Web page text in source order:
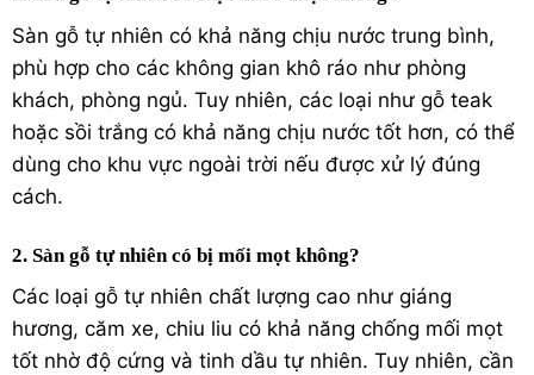
Sàn gỗ tự nhiên có khả năng chịu nước trung bình,
phù hợp cho các không gian khô ráo như phòng
khách, phòng ngủ. Tuy nhiên, các loại như gỗ teak
hoặc sồi trắng có khả năng chịu nước tốt hơn, có thể
dùng cho khu vực ngoài trời nếu được xử lý đúng
cách.
2. Sàn gỗ tự nhiên có bị mối mọt không?
Các loại gỗ tự nhiên chất lượng cao như giáng
hương, căm xe, chiu liu có khả năng chống mối mọt
tốt nhờ độ cứng và tinh dầu tự nhiên. Tuy nhiên, cần